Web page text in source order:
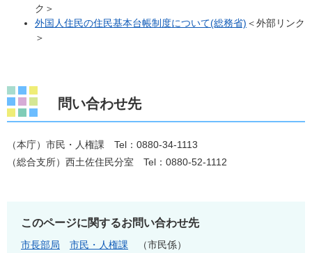
ク＞
外国人住民の住民基本台帳制度について(総務省) ＜外部リンク
＞
問い合わせ先
（本庁）市民・人権課 Tel：0880-34-1113
（総合支所）西土佐住民分室 Tel：0880-52-1112
このページに関するお問い合わせ先
市長部局 市民・人権課
市民係